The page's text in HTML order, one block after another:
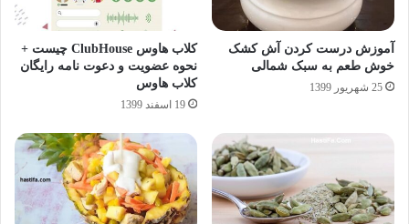
آموزش درست کردن آش کشک
خوش طعم به سبک شمالی
25 شهریور 1399
کلاب هاوس ClubHouse چیست +
نحوه عضویت و دعوت نامه رایگان
کلاب هاوس
19 اسفند 1399